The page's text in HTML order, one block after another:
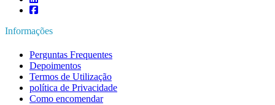
Informações
Perguntas Frequentes
Depoimentos
Termos de Utilização
política de Privacidade
Como encomendar